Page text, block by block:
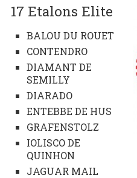
17 Etalons Elite
BALOU DU ROUET
CONTENDRO
DIAMANT DE
SEMILLY
DIARADO
ENTEBBE DE HUS
GRAFENSTOLZ
IOLISCO DE
QUINHON
JAGUAR MAIL